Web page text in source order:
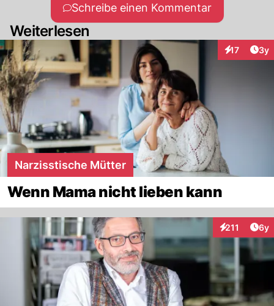
Schreibe einen Kommentar
Weiterlesen
17 3y
Narzisstische Mütter
Wenn Mama nicht lieben kann
211
Interaktionen
6y